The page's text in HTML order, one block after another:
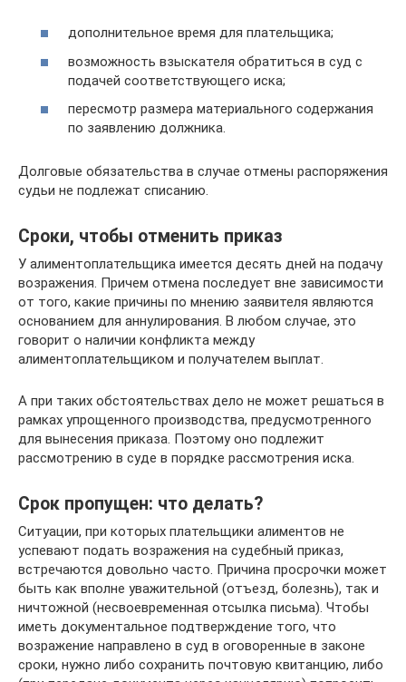
дополнительное время для плательщика;
возможность взыскателя обратиться в суд с
подачей соответствующего иска;
пересмотр размера материального содержания
по заявлению должника.
Долговые обязательства в случае отмены распоряжения
судьи не подлежат списанию.
Сроки, чтобы отменить приказ
У алиментоплательщика имеется десять дней на подачу
возражения. Причем отмена последует вне зависимости
от того, какие причины по мнению заявителя являются
основанием для аннулирования. В любом случае, это
говорит о наличии конфликта между
алиментоплательщиком и получателем выплат.
А при таких обстоятельствах дело не может решаться в
рамках упрощенного производства, предусмотренного
для вынесения приказа. Поэтому оно подлежит
рассмотрению в суде в порядке рассмотрения иска.
Срок пропущен: что делать?
Ситуации, при которых плательщики алиментов не
успевают подать возражения на судебный приказ,
встречаются довольно часто. Причина просрочки может
быть как вполне уважительной (отъезд, болезнь), так и
ничтожной (несвоевременная отсылка письма). Чтобы
иметь документальное подтверждение того, что
возражение направлено в суд в оговоренные в законе
сроки, нужно либо сохранить почтовую квитанцию, либо